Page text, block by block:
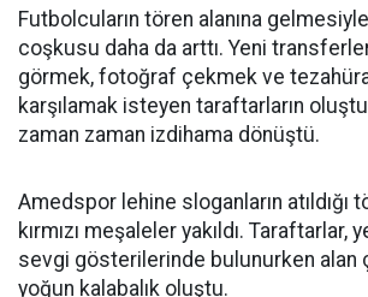
Futbolcuların tören alanına
coşkusu daha da arttı. Yeni
görmek, fotoğraf çekmek ve
karşılamak isteyen taraftarların
zaman zaman izdihama dönüştü.
Amedspor lehine sloganların atıldığı
kırmızı meşaleler yakıldı.
sevgi gösterilerinde bulunurken alan
yoğun kalabalık oluştu.